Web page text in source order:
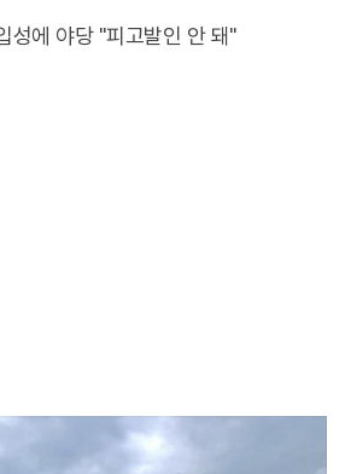
성에 야당 "피고발인 안 돼"